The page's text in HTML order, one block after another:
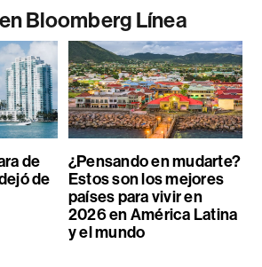
Bloomberg Línea
de
de
¿Pensando en mudarte?
Estos son los mejores
países para vivir en
2026 en América Latina
y el mundo